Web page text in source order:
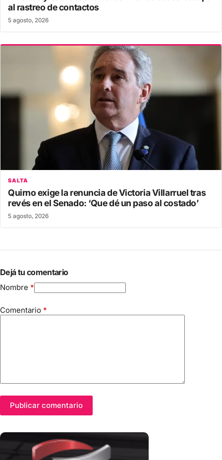
al rastreo de contactos
5 agosto, 2026
SALTA
Quirno exige la renuncia de Victoria Villarruel tras
revés en el Senado: ‘Que dé un paso al costado’
5 agosto, 2026
Dejá tu comentario
Nombre *
Comentario *
Publicar comentario